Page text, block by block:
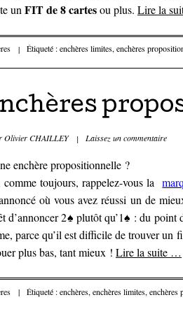
un FIT de 8 cartesou plus. Lire la
| Étiqueté :enchères limites, enchères
Olivier CHAILLEY | Laissez un commentaire
enchère propositionnelle ?
toujours, rappelez-vous la
où vous avez réussi un de
d’annoncer 2♠ plutôt qu’1♠ : du
parce qu’il est difficile de trouver un
plus bas, tant mieux ! Lire la suite …
| Étiqueté :enchères, enchères limites, enchères